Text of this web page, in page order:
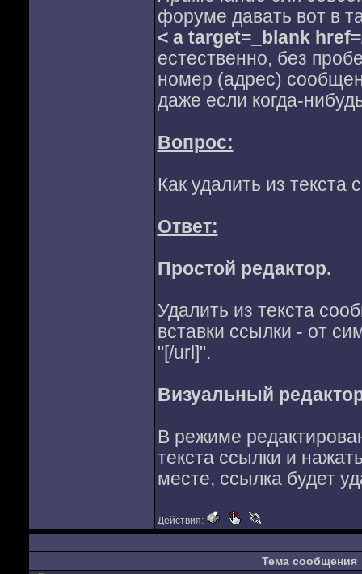
форуме давать вот в
< a target=_blank
естественно, без
номер (адрес)
даже если когда-
Вопрос:
Как удалить из текста
Ответ:
Простой редактор.
Удалить из текста
вставки ссылки - от
"[/url]".
Визуальный
В режиме
текста ссылки и
месте, ссылка будет
Действия:
Тема сообщения